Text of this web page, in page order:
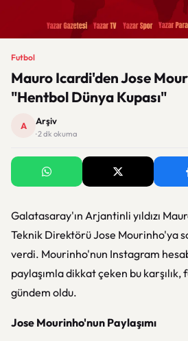
Futbol
Mauro Icardi'den Jose
"Hentbol Dünya Kupası"
A Arşiv
· 2 dk okuma
Galatasaray'ın Arjantinli yıldızı
Teknik Direktörü Jose Mourinho'ya
verdi. Mourinho'nun Instagram
paylaşımla dikkat çeken bu karşılık,
gündem oldu.
Jose Mourinho'nun Paylaşımı